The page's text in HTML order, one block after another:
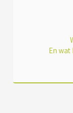
En wat